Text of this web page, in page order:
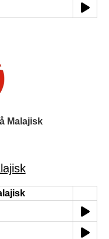
Malajisk